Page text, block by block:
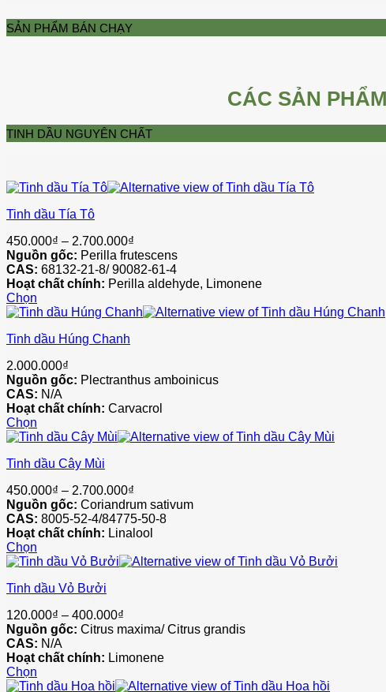
SẢN PHẨM BÁN CHẠY
CÁC SẢN
TINH DẦU NGUYÊN CHẤT
Tinh dầu Tía Tô
450.000₫ – 2.700.000₫
giá:
từ
450.000₫
2.700.000₫
Nguồn gốc: Perilla frutescens
CAS: 68132-21-8/ 90082-61-4
Hoạt chất chính: Perilla aldehyde, Limonene
Chọn
Sản
này
nhiều
biến
thể.
Các
tùy
chọn
thể
chọn
trên
trang
sản
phẩm
Tinh dầu Húng Chanh
2.000.000₫
Nguồn gốc: Plectranthus amboinicus
CAS: N/A
Hoạt chất chính: Carvacrol
Chọn
Sản
này
nhiều
biến
thể.
Các
tùy
chọn
thể
chọn
trên
trang
sản
phẩm
Tinh dầu Cây Mùi
450.000₫ – 2.700.000₫
giá:
từ
450.000₫
2.700.000₫
Nguồn gốc: Coriandrum sativum
CAS: 8005-52-4/84775-50-8
Hoạt chất chính: Linalool
Chọn
Sản
này
nhiều
biến
thể.
Các
tùy
chọn
Tinh dầu Vỏ Bưởi
120.000₫ – 400.000₫
giá:
120.000₫
400.000₫
Nguồn gốc: Citrus maxima/ Citrus grandis
CAS: N/A
Hoạt chất chính: Limonene
Chọn
Sản